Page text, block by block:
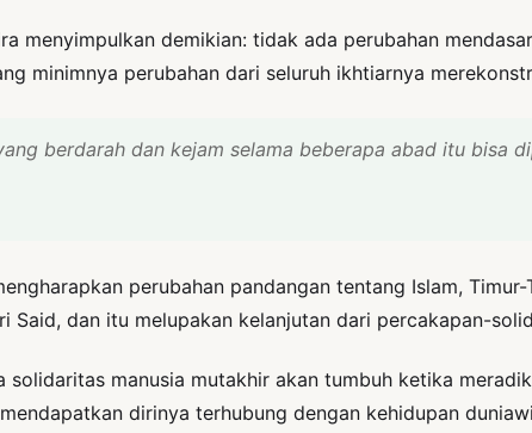
menyimpulkan demikian: tidak ada perubahan
minimnya perubahan dari seluruh ikhtiarnya
berdarah dan kejam selama beberapa abad itu bisa
perubahan pandangan tentang Islam,
Said, dan itu melupakan kelanjutan dari percakapan-
manusia mutakhir akan tumbuh ketika
dirinya terhubung dengan kehidupan